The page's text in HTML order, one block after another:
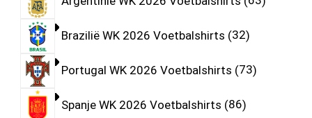
Brazilië WK 2026 Voetbalshirts 32
Portugal WK 2026 Voetbalshirts 73
Spanje WK 2026 Voetbalshirts 86